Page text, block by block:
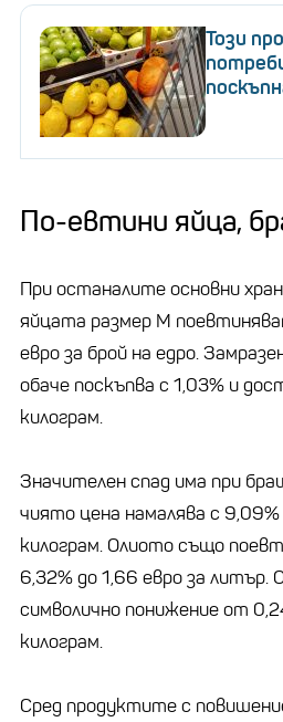
Този
По-евтини яйца,
При останалите основни
яйцата размер М
евро за брой на едро.
обаче поскъпва с 1,03% и
килограм.
Значителен спад има при
чиято цена намалява с
килограм. Олиото също
6,32% до 1,66 евро за
символично понижение от
килограм.
Сред продуктите с